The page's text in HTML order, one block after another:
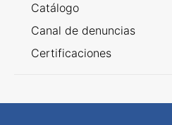
Catálogo
Canal de denuncias
Certificaciones